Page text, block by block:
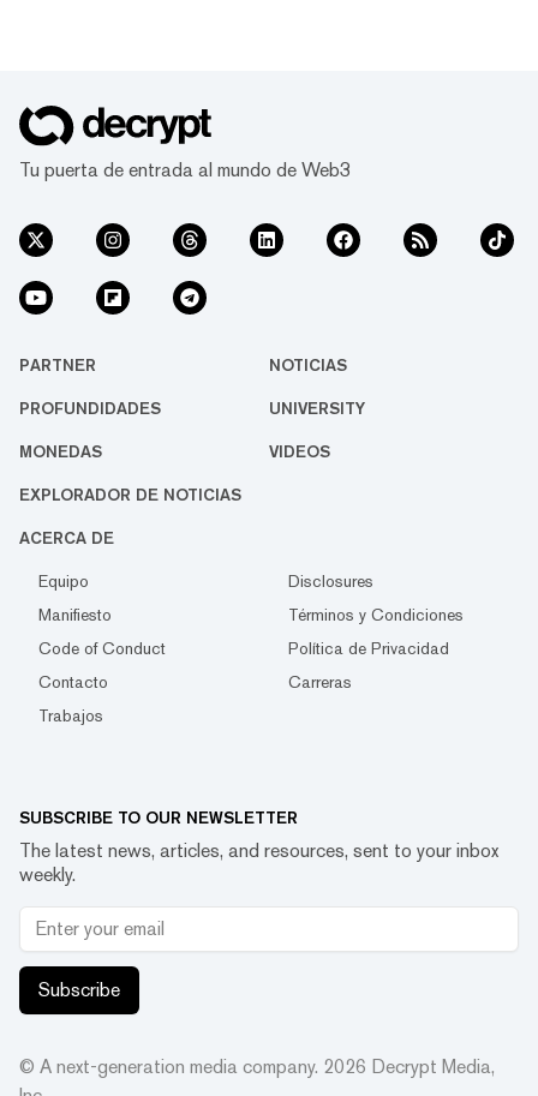
Tu puerta de entrada al mundo de Web3
PARTNER NOTICIAS
PROFUNDIDADES UNIVERSITY
MONEDAS VIDEOS
EXPLORADOR DE NOTICIAS
ACERCA DE
Equipo
Disclosures
Manifiesto
Términos y Condiciones
Code of Conduct
Política de Privacidad
Contacto
Carreras
Trabajos
SUBSCRIBE TO OUR NEWSLETTER
The latest news, articles, and resources, sent to your inbox
weekly.
Subscribe
© A next-generation media company. 2026 Decrypt Media,